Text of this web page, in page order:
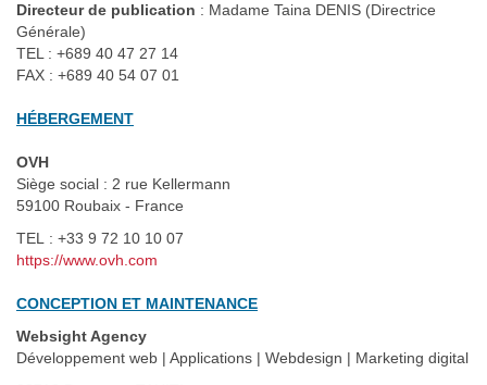
Directeur de publication : Madame Taina DENIS (Directrice
Générale)
TEL : +689 40 47 27 14
FAX : +689 40 54 07 01
HÉBERGEMENT
OVH
Siège social : 2 rue Kellermann
59100 Roubaix - France
TEL : +33 9 72 10 10 07
https://www.ovh.com
CONCEPTION ET MAINTENANCE
Websight Agency
Développement web | Applications | Webdesign | Marketing digital